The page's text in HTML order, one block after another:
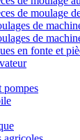
de moulage
de
de
en fonte et
pompes